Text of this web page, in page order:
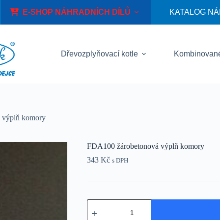
E-SHOP NÁHRADNÍCH DÍLŮ KATALOG
Dřevozplyňovací kotle
výplň komory
FDA100 žárobetonová výplň komory
343 Kč s DPH
FDA100
žárobetonová